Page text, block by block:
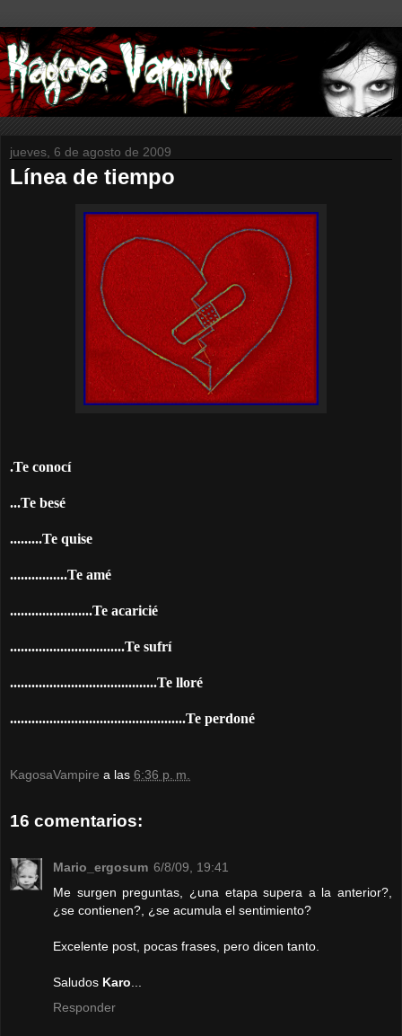
jueves, 6 de agosto de 2009
Línea de tiempo
.Te conocí
...Te besé
.........Te quise
................Te amé
.......................Te acaricié
................................Te sufrí
.........................................Te lloré
.................................................Te perdoné
KagosaVampire a las 6:36 p. m.
16 comentarios:
Mario_ergosum 6/8/09, 19:41
Me surgen preguntas, ¿una etapa supera a la anterior?,
¿se contienen?, ¿se acumula el sentimiento?
Excelente post, pocas frases, pero dicen tanto.
Saludos Karo...
Responder